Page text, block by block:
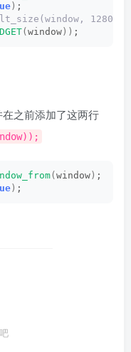
)
( window )) ;
在之前添加了这两行
( window ) ;
) ;